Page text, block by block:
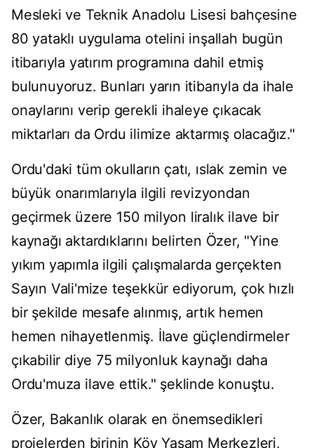
Mesleki ve Teknik Anadolu Lisesi bahçesine
80 yataklı uygulama otelini inşallah bugün
itibarıyla yatırım programına dahil etmiş
bulunuyoruz. Bunları yarın itibarıyla da ihale
onaylarını verip gerekli ihaleye çıkacak
miktarları da Ordu ilimize aktarmış olacağız."
Ordu'daki tüm okulların çatı, ıslak zemin ve
büyük onarımlarıyla ilgili revizyondan
geçirmek üzere 150 milyon liralık ilave bir
kaynağı aktardıklarını belirten Özer, "Yine
yıkım yapımla ilgili çalışmalarda gerçekten
Sayın Vali'mize teşekkür ediyorum, çok hızlı
bir şekilde mesafe alınmış, artık hemen
hemen nihayetlenmiş. İlave güçlendirmeler
çıkabilir diye 75 milyonluk kaynağı daha
Ordu'muza ilave ettik." şeklinde konuştu.
Özer, Bakanlık olarak en önemsedikleri
projelerden birinin Köy Yaşam Merkezleri,